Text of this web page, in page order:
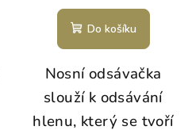
Do košíku
Nosní odsávačka
slouží k odsávání
hlenu, který se tvoří